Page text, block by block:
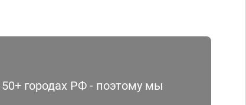
городах РФ - поэтому мы